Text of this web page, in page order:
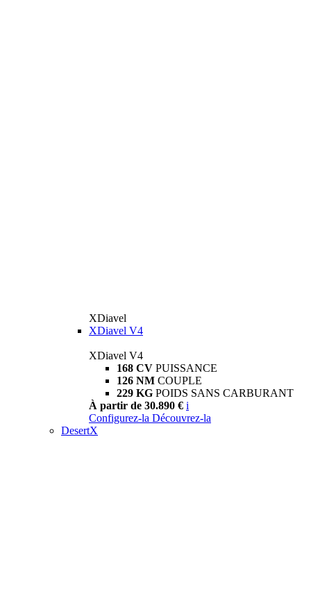
XDiavel
XDiavel V4
XDiavel V4
168 CV PUISSANCE
126 NM COUPLE
229 KG POIDS SANS CARBURANT
À partir de 30.890 € i
Configurez-la Découvrez-la
DesertX